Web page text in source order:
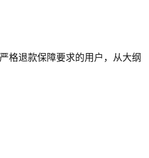
格退款保障要求的用户，从大纲